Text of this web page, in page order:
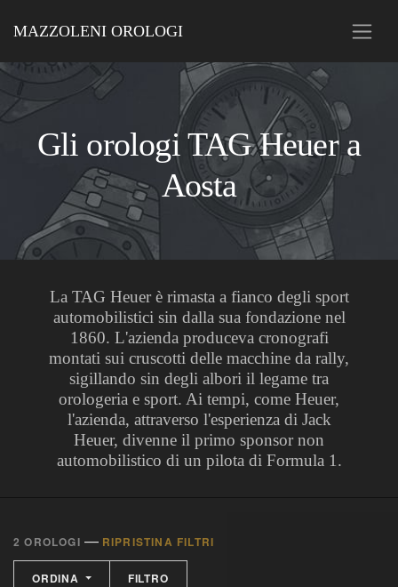
MAZZOLENI OROLOGI
Gli orologi TAG Heuer a
Aosta
La TAG Heuer è rimasta a fianco degli sport
automobilistici sin dalla sua fondazione nel
1860. L'azienda produceva cronografi
montati sui cruscotti delle macchine da rally,
sigillando sin degli albori il legame tra
orologeria e sport. Ai tempi, come Heuer,
l'azienda, attraverso l'esperienza di Jack
Heuer, divenne il primo sponsor non
automobilistico di un pilota di Formula 1.
2 OROLOGI — RIPRISTINA FILTRI
ORDINA FILTRO